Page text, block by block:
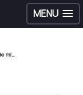
MENU
Calibração de micropipetas